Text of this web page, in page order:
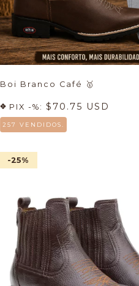
Boi Branco Café 🥇
PIX -%: $70.75 USD
257 VENDIDOS.
-25%